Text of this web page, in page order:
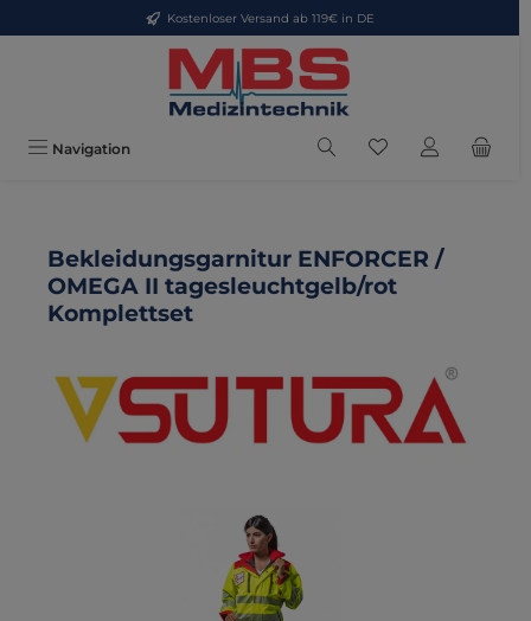
Zum Hauptinhalt springenKostenloser Versand ab 119€ in DE
Navigation Du hast 0
Bekleidungsgarnitur ENFORCER /
OMEGA II tagesleuchtgelb/rot
Komplettset